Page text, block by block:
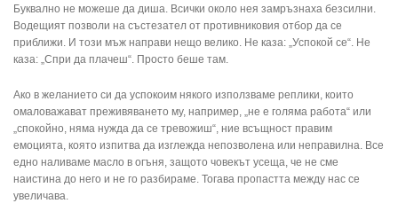
Буквално не можеше да диша. Всички около нея замръзнаха безсилни.
Водещият позволи на състезател от противниковия отбор да се
приближи. И този мъж направи нещо велико. Не каза: „Успокой се“. Не
каза: „Спри да плачеш“. Просто беше там.
Ако в желанието си да успокоим някого използваме реплики, които
омаловажават преживяването му, например, „не е голяма работа“ или
„спокойно, няма нужда да се тревожиш“, ние всъщност правим
емоцията, която изпитва да изглежда непозволена или неправилна. Все
едно наливаме масло в огъня, защото човекът усеща, че не сме
наистина до него и не го разбираме. Тогава пропастта между нас се
увеличава.